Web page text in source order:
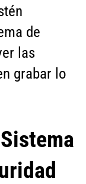
de
las
grabar lo